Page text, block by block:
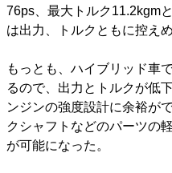
76ps、最大トルク11.2kgm
は出力、トルクともに控えめ
もっとも、ハイブリッド車
るので、出力とトルクが低
ンジンの強度設計に余裕が
クシャフトなどのパーツの
が可能になった。